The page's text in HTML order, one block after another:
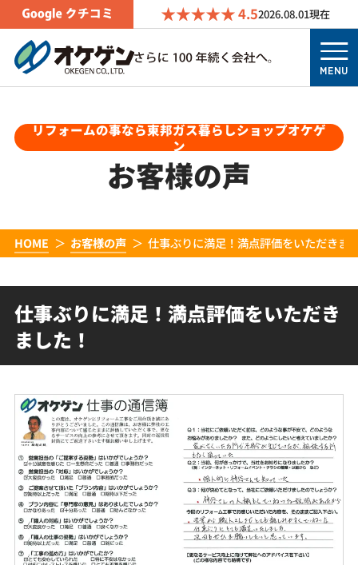
4.52026.08.01現在
MENU
リフォームの事なら東邦ガス暮らしショップオケゲ
ン
お客様の声
HOME お客様の声 仕事ぶりに満足！満点評価をいただきま
仕事ぶりに満足！満点評価をいただき
ました！